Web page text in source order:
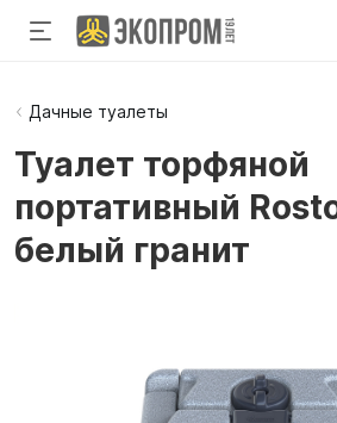
Дачные туалеты
Туалет торфяной
портативный
белый гранит